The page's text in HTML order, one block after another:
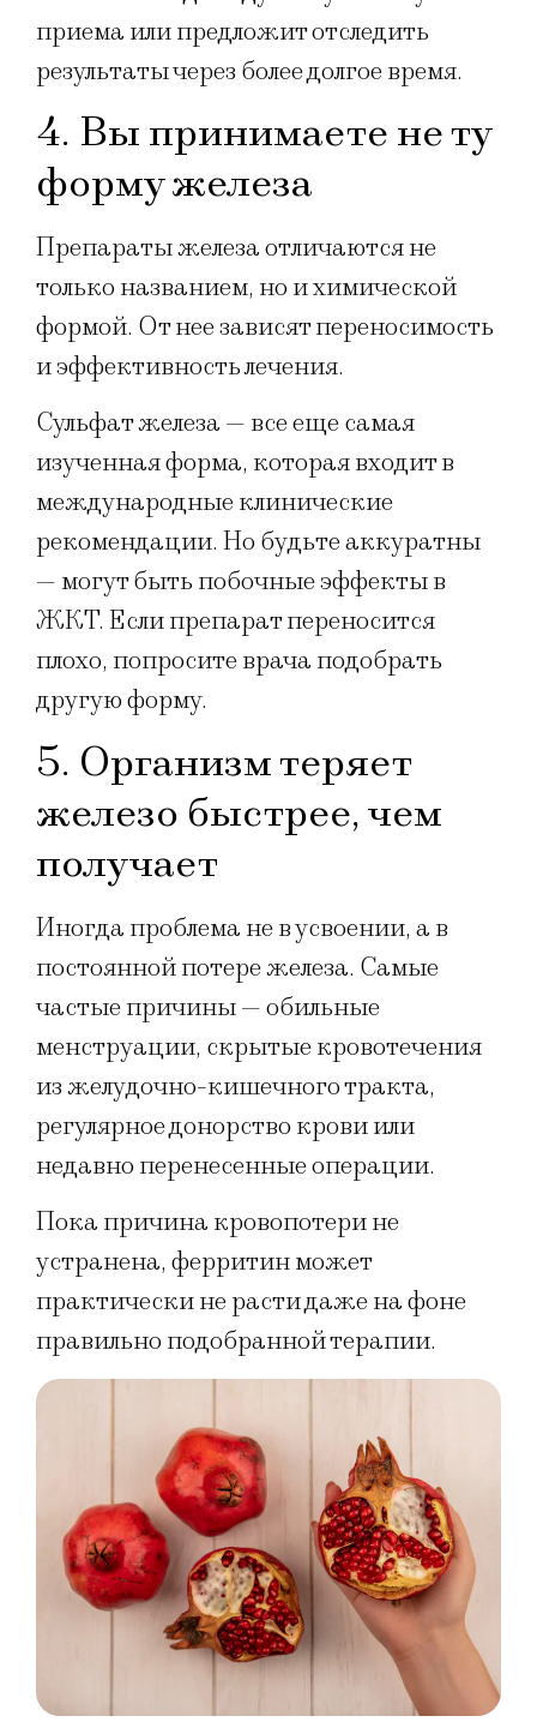
приема или предложит отследить
результаты через более долгое время.
4. Вы принимаете не ту
форму железа
Препараты железа отличаются не
только названием, но и химической
формой. От нее зависят переносимость
и эффективность лечения.
Сульфат железа — все еще самая
изученная форма, которая входит в
международные клинические
рекомендации. Но будьте аккуратны
— могут быть побочные эффекты в
ЖКТ. Если препарат переносится
плохо, попросите врача подобрать
другую форму.
5. Организм теряет
железо быстрее, чем
получает
Иногда проблема не в усвоении, а в
постоянной потере железа. Самые
частые причины — обильные
менструации, скрытые кровотечения
из желудочно-кишечного тракта,
регулярное донорство крови или
недавно перенесенные операции.
Пока причина кровопотери не
устранена, ферритин может
практически не расти даже на фоне
правильно подобранной терапии.